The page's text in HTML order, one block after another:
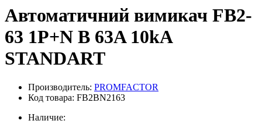
Автоматичний вимикач FB2-
63 1P+N B 63A 10kA
STANDART
Производитель: PROMFACTOR
Код товара: FB2BN2163
Наличие: